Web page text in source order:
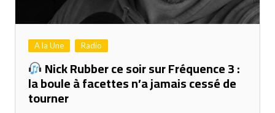
A la Une Radio
Nick Rubber ce soir sur Fréquence 3 :
la boule à facettes n’a jamais cessé de
tourner